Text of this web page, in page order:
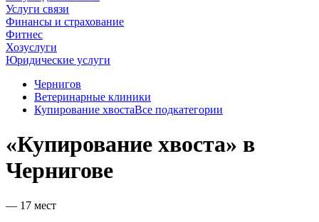
Услуги связи
Финансы и страхование
Фитнес
Хозуслуги
Юридические услуги
Чернигов
Ветеринарные клиники
Купирование хвостаВсе подкатегории
«Купирование хвоста» в
Чернигове
— 17 мест